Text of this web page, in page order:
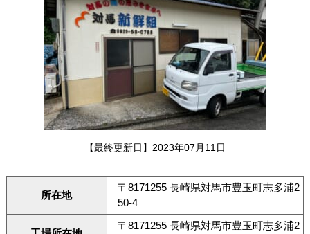
【最終更新日】2023年07月11日
所在地
〒8171255 長崎県対馬市豊玉町志多浦2
50-4
〒8171255 長崎県対馬市豊玉町志多浦2